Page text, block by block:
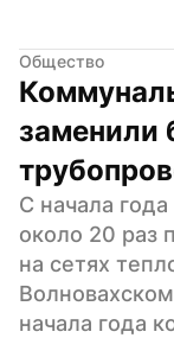
Общество
заменили
С начала
около 20 раз
на сетях
начала года